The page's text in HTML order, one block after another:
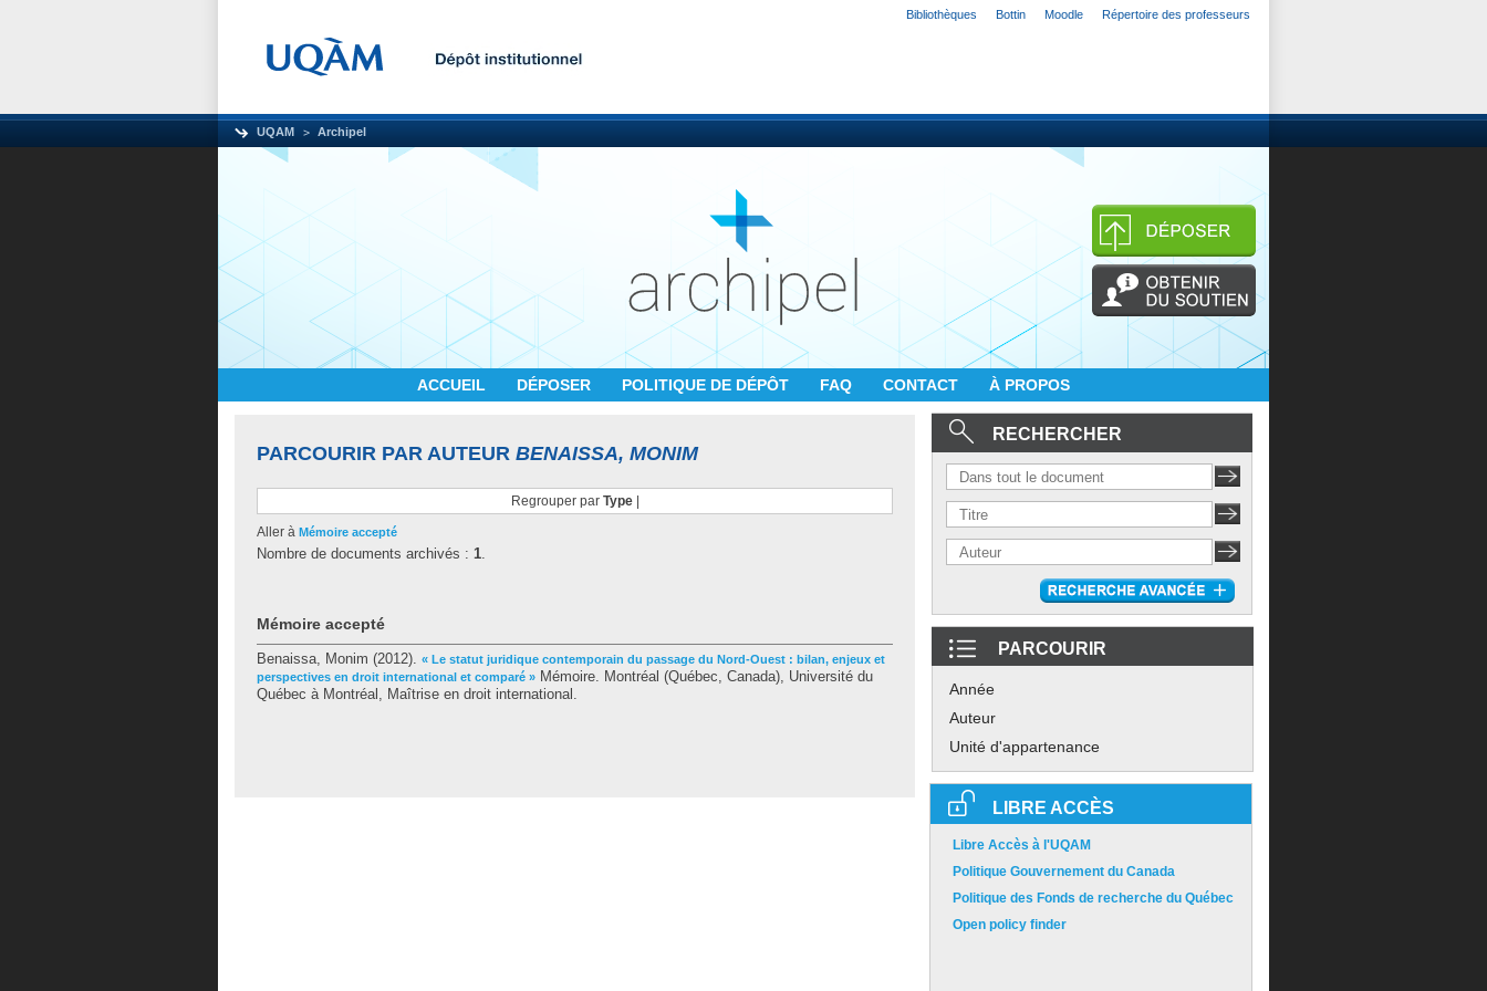
Bibliothèques Bottin Moodle Répertoire des professeurs
UQAM Archipel
ACCUEIL DÉPOSER POLITIQUE DE DÉPÔT FAQ CONTACT À PROPOS
PARCOURIR PAR AUTEUR BENAISSA, MONIM
Regrouper par Type|
Aller à Mémoire accepté
Nombre de documents archivés : 1.
Mémoire accepté
Benaissa, Monim (2012). « Le statut juridique contemporain du passage du Nord-Ouest : bilan, enjeux et
perspectives en droit international et comparé » Mémoire. Montréal (Québec, Canada), Université du
Québec à Montréal, Maîtrise en droit international.
RECHERCHER
PARCOURIR
Année
Auteur
Unité d'appartenance
LIBRE ACCÈS
Libre Accès à l'UQAM
Politique Gouvernement du Canada
Politique des Fonds de recherche du Québec
Open policy finder